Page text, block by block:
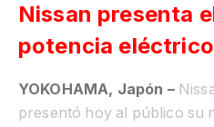
Nissan presenta
potencia
YOKOHAMA, Japón –
presentó hoy al público su